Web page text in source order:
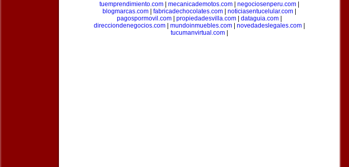
tuemprendimiento.com
mecanicademotos.com negociosenperu.com
blogmarcas.com
fabricadechocolates.com noticiasentucelular.com
pagospormovil.com
propiedadesvilla.com dataguia.com
direcciondenegocios.com
mundoinmuebles.com novedadeslegales.com
tucumanvirtual.com